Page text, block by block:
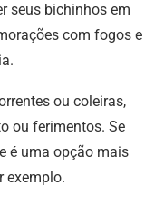
seus bichinhos em
com fogos e
ou coleiras,
ou ferimentos. Se
é uma opção mais
exemplo.